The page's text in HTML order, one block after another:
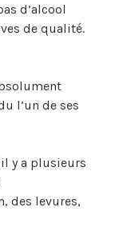
d’alcool
de qualité.
l’un de ses
il y a plusieurs
des levures,